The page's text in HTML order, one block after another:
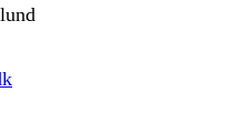
vælges